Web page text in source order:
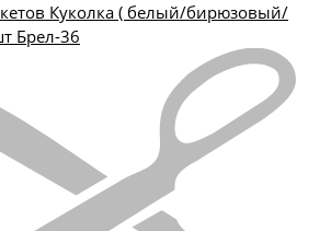
Куколка ( белый/бирюзовый/
Брел-36